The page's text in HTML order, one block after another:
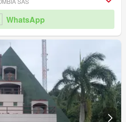
WhatsApp